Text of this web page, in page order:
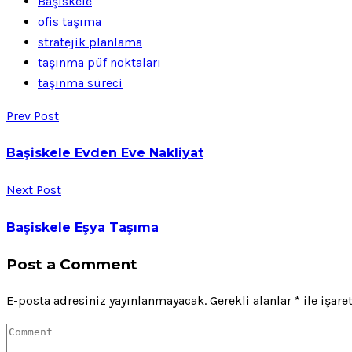
ofis taşıma
stratejik planlama
taşınma püf noktaları
taşınma süreci
Prev Post
Başiskele Evden Eve Nakliyat
Next Post
Başiskele Eşya Taşıma
Post a Comment
E-posta adresiniz yayınlanmayacak. Gerekli alanlar * ile